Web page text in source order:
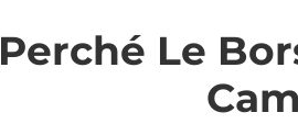
Perché Le